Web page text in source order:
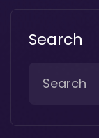
Search